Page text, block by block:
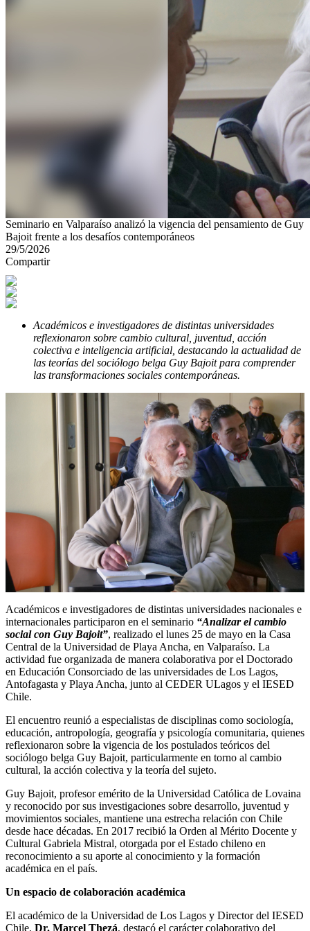
Seminario en Valparaíso analizó la vigencia del pensamiento de Guy
Bajoit frente a los desafíos contemporáneos
29/5/2026
Compartir
Académicos e investigadores de distintas universidades
reflexionaron sobre cambio cultural, juventud, acción
colectiva e inteligencia artificial, destacando la actualidad de
las teorías del sociólogo belga Guy Bajoit para comprender
las transformaciones sociales contemporáneas.
Académicos e investigadores de distintas universidades nacionales e
internacionales participaron en el seminario “Analizar el cambio
social con Guy Bajoit”, realizado el lunes 25 de mayo en la Casa
Central de la Universidad de Playa Ancha, en Valparaíso. La
actividad fue organizada de manera colaborativa por el Doctorado
en Educación Consorciado de las universidades de Los Lagos,
Antofagasta y Playa Ancha, junto al CEDER ULagos y el IESED
Chile.
El encuentro reunió a especialistas de disciplinas como sociología,
educación, antropología, geografía y psicología comunitaria, quienes
reflexionaron sobre la vigencia de los postulados teóricos del
sociólogo belga Guy Bajoit, particularmente en torno al cambio
cultural, la acción colectiva y la teoría del sujeto.
Guy Bajoit, profesor emérito de la Universidad Católica de Lovaina
y reconocido por sus investigaciones sobre desarrollo, juventud y
movimientos sociales, mantiene una estrecha relación con Chile
desde hace décadas. En 2017 recibió la Orden al Mérito Docente y
Cultural Gabriela Mistral, otorgada por el Estado chileno en
reconocimiento a su aporte al conocimiento y la formación
académica en el país.
Un espacio de colaboración académica
El académico de la Universidad de Los Lagos y Director del IESED
Chile, Dr. Marcel Thezá, destacó el carácter colaborativo del